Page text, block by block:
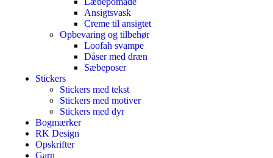
Ansigtsvask
Creme til ansigtet
Opbevaring og tilbehør
Loofah svampe
Dåser med dræn
Sæbeposer
Stickers
Stickers med tekst
Stickers med motiver
Stickers med dyr
Bogmærker
RK Design
Opskrifter
Garn